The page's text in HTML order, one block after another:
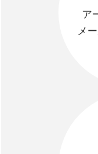
ア
メ